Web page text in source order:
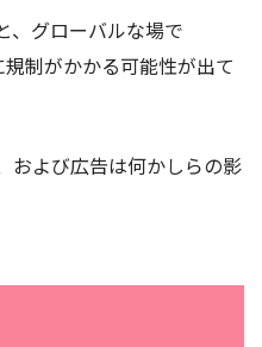
、グローバルな場で
制がかかる可能性が出て
および広告は何かしらの影